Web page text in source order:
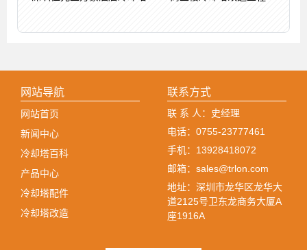
网站导航
网站首页
新闻中心
冷却塔百科
产品中心
冷却塔配件
冷却塔改造
联系方式
联 系 人：史经理
电话：0755-23777461
手机：13928418072
邮箱：sales@trlon.com
地址：深圳市龙华区龙华大
道2125号卫东龙商务大厦A
座1916A